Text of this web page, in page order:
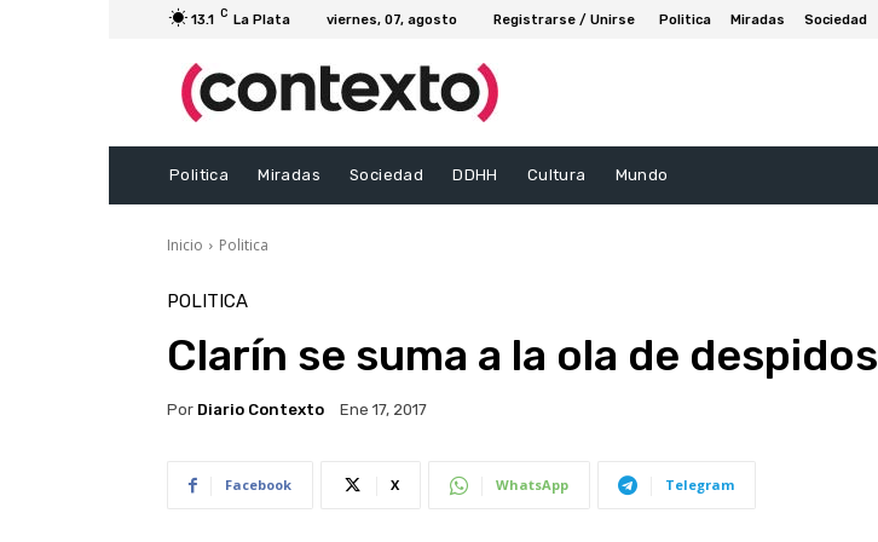
13.1 C La Plata viernes, 07, agosto Registrarse / Unirse Politica Miradas Sociedad
Politica Miradas Sociedad DDHH Cultura Mundo
Inicio Politica
POLITICA
Clarín se suma a la ola de despidos
Por Diario Contexto Ene 17, 2017
Facebook X WhatsApp Telegram